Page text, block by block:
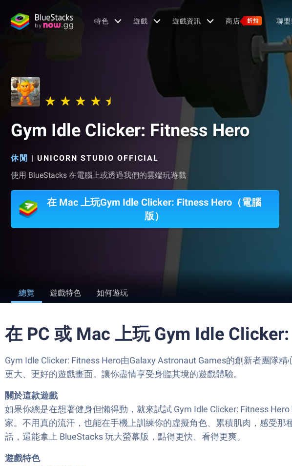
特色 遊戲 遊戲資訊 商店 折扣 聯
Gym Idle Clicker: Fitness Hero
休閒 | UNICORN STUDIO OFFICIAL
使用 BlueStacks 在電腦上或透過我們的雲端玩遊戲
在 Mac 上玩Gym Idle Clicker: Fitness Hero（電腦
版）
總覽 遊戲特色 如何遊玩
在 PC 或 Mac 上玩 Gym Idle
Gym Idle Clicker: Fitness Hero由Galaxy Astronaut Games的創新者團隊
更大、更好的遊戲畫面。讓你盡情享受身臨其境的遊戲體驗。
關於這款遊戲
如果你總是在想著健身但懶得動，就來試試 Gym Idle Clicker: Fitness
家。不用真的流汗，也能在手機上訓練你的虛擬角色、累積肌肉，感受
話，還能拿上 BlueStacks 玩大螢幕版，點得更快、看得更爽。
遊戲特色